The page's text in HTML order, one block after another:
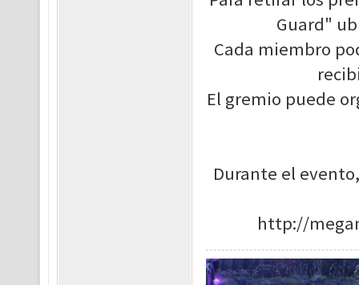
Guard"
Cada miembro
El gremio puede
Durante el
http://